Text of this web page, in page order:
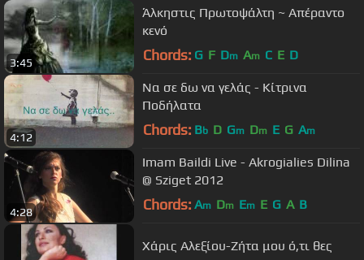
3:45
Άλκηστις Πρωτοψάλτη ~ Απέραντο
κενό
Chords: G F Dm Am C E D
4:12
Να σε δω να γελάς - Κίτρινα
Ποδήλατα
Chords: Bb D Gm Dm E G Am
4:28
Imam Baildi Live - Akrogialies Dilina
@ Sziget 2012
Chords: Am Dm Em E G A B
Χάρις Αλεξίου-Ζήτα μου ό,τι θες